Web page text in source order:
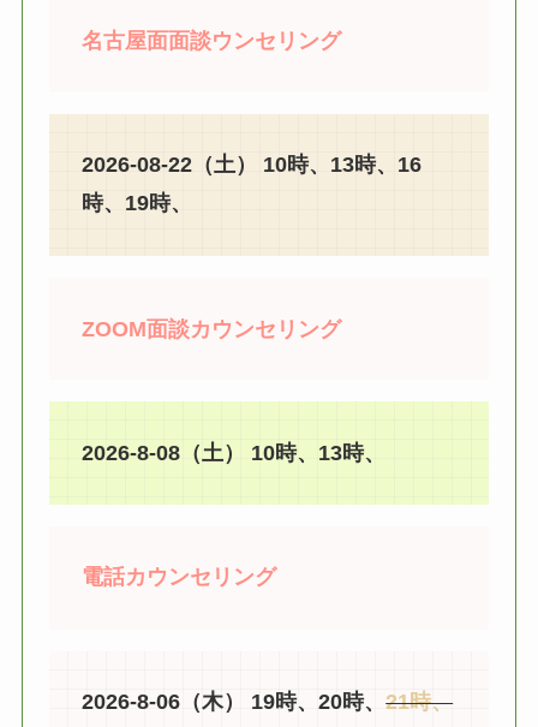
名古屋面面談ウンセリング
2026-08-22（土） 10時、13時、16
時、19時、
ZOOM面談カウンセリング
2026-8-08（土） 10時、13時、
電話カウンセリング
2026-8-06（木） 19時、20時、21時、